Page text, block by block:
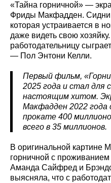
«Тайна горничной» —
Фриды Макфадден. Сидни
которая устраивается в
даже видеть свою
работодательницу
— Пол Энтони Келли.
Первый фильм,
2025 года и стал для
настоящим хитом.
Макфадден 2022 года
прокате 400
всего в 35 миллионов.
В оригинальной картине
горничной с
Аманда Сайфред и
выясняла, что с